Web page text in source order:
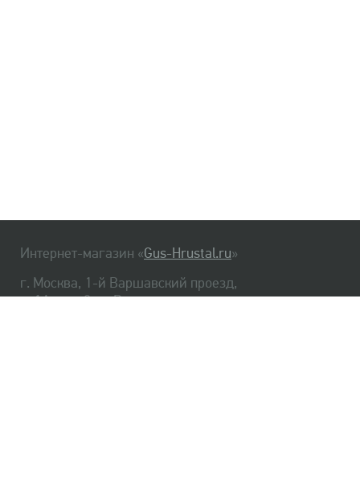
Интернет-магазин «Gus-Hrustal.ru»
г. Москва, 1-й Варшавский проезд,
д. 1А, стр. 3, м. Варшавская